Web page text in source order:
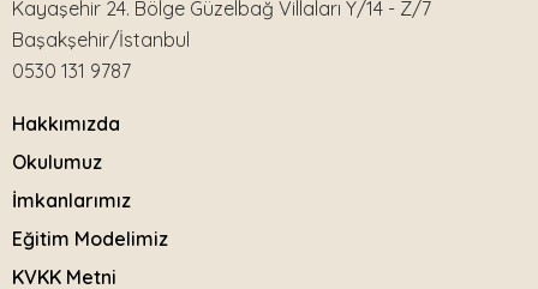
Kayaşehir 24. Bölge Güzelbağ Villaları Y/14 - Z/7
Başakşehir/İstanbul
0530 131 9787
Hakkımızda
Okulumuz
İmkanlarımız
Eğitim Modelimiz
KVKK Metni